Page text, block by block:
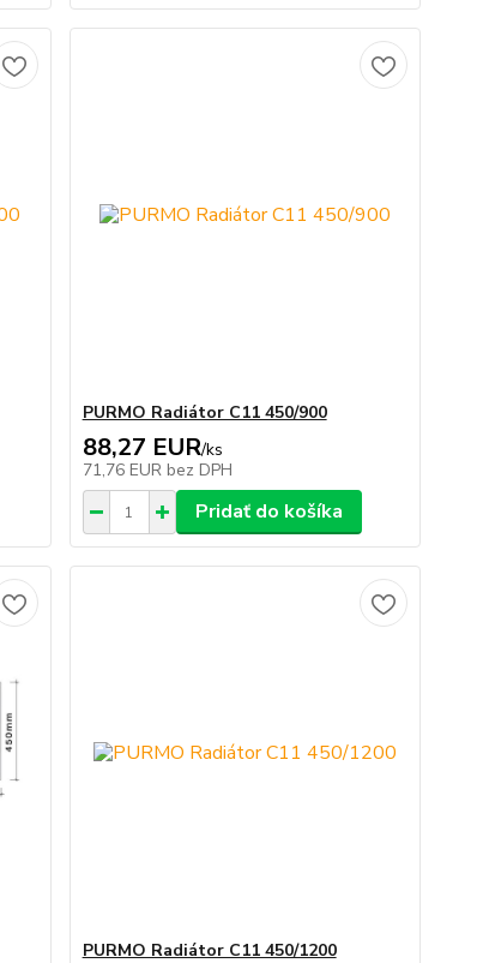
PURMO Radiátor C11 450/900
88,27 EUR/ks
71,76 EUR bez DPH
Pridať do košíka
PURMO Radiátor C11 450/1200